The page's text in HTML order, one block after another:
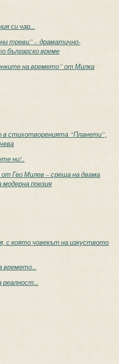
си чар...
треви” – драматично-
българско време
на времето” от Милка
стихотворенията “Планети”,
ни!..
Гео Милев – среща на двама
поезия
с която човекът на изкуството
времето...